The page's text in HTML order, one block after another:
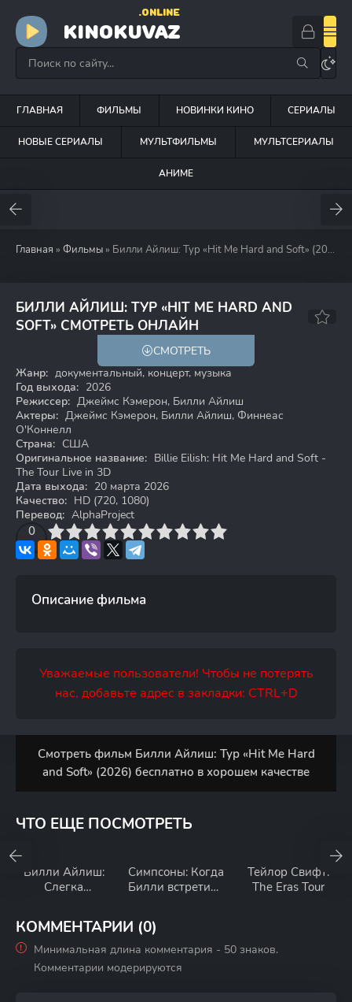
KINOKUVAZ
.ONLINE
ГЛАВНАЯ ФИЛЬМЫ НОВИНКИ КИНО СЕРИАЛЫ
НОВЫЕ СЕРИАЛЫ МУЛЬТФИЛЬМЫ МУЛЬТСЕРИАЛЫ
АНИМЕ
Главная » Фильмы » Билли Айлиш: Тур «Hit Me Hard and Soft» (2026)
БИЛЛИ АЙЛИШ: ТУР «HIT ME HARD AND
SOFT» СМОТРЕТЬ ОНЛАЙН
7.4
СМОТРЕТЬ
Жанр: документальный, концерт, музыка
Год выхода: 2026
Режиссер: Джеймс Кэмерон, Билли Айлиш
Актеры: Джеймс Кэмерон, Билли Айлиш, Финнеас
О'Коннелл
Страна: США
Оригинальное название: Billie Eilish: Hit Me Hard and Soft -
The Tour Live in 3D
Дата выхода: 20 марта 2026
Качество: HD (720, 1080)
Перевод: AlphaProject
0
4 6 7 8 9 10
Описание фильма
Уважаемые пользователи! Чтобы не потерять
нас, добавьте адрес в закладки: CTRL+D
Смотреть фильм Билли Айлиш: Тур «Hit Me Hard
and Soft» (2026) бесплатно в хорошем качестве
ЧТО ЕЩЕ ПОСМОТРЕТЬ
Билли Айлиш:
Слегка
Симпсоны: Когда
Билли встретила
Тейлор Свифт:
The Eras Tour
КОММЕНТАРИИ (0)
Минимальная длина комментария - 50 знаков.
Комментарии модерируются